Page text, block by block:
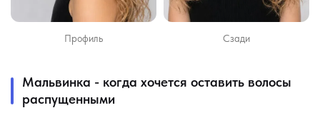
Профиль Сзади
Мальвинка - когда хочется оставить волосы
распущенными